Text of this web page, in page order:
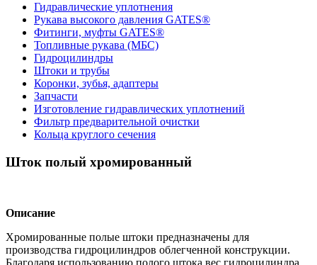
Гидравлические уплотнения
Рукава высокого давления GATES®
Фитинги, муфты GATES®
Топливные рукава (МБС)
Гидроцилиндры
Штоки и трубы
Коронки, зубья, адаптеры
Запчасти
Изготовление гидравлических уплотнений
Фильтр предварительной очистки
Кольца круглого сечения
Шток полый хромированный
Описание
Хромированные полые штоки предназначены для
производства гидроцилиндров облегченной конструкции.